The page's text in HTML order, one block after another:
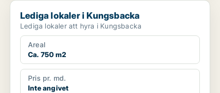
Lediga lokaler i Kungsbacka
Lediga lokaler i Kungsbacka
Lediga lokaler att hyra i Kungsbacka
Areal
Ca. 750 m2
Pris pr. md.
Inte angivet